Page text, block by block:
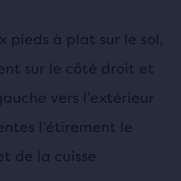
pieds à plat sur le sol,
sur le côté droit et
vers l’extérieur
l’étirement le
de la cuisse